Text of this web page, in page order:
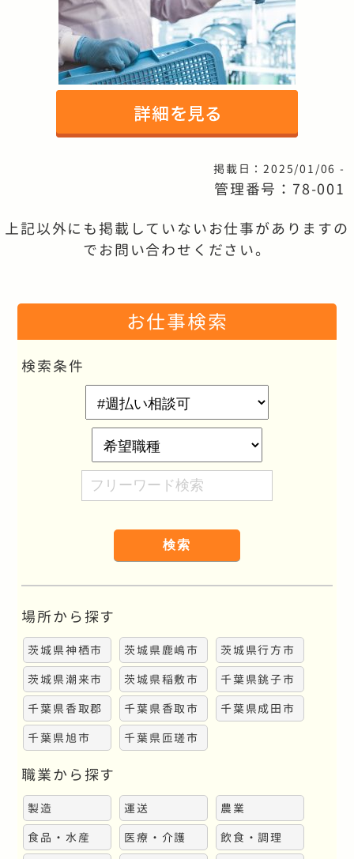
掲載日：2025/01/06 -
管理番号：78-001
上記以外にも掲載していないお仕事がありますの
でお問い合わせください。
お仕事検索
検索条件
希
望
務
地
希
望
職
種
フ
リ
ド
検
索
場所から探す
茨城県神栖市 茨城県鹿嶋市
茨城県行方市
茨城県潮来市
茨城県稲敷市
千葉県銚子市
千葉県香取郡
千葉県香取市
千葉県成田市
千葉県旭市
千葉県匝瑳市
職業から探す
製造 運送
農業
食品・水産
医療・介護
飲食・調理